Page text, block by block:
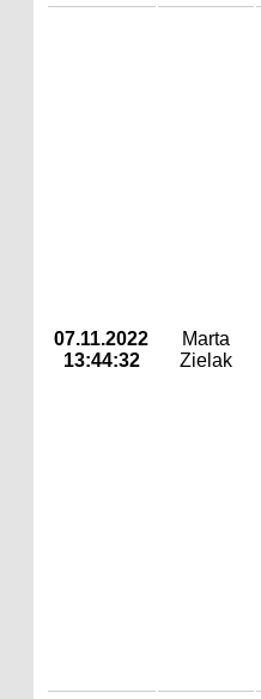
07.11.2022
13:44:32
Marta
Zielak